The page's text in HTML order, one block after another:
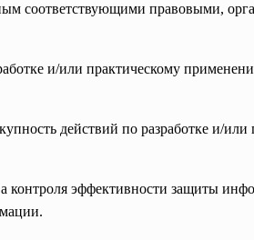
соответствующими правовыми,
и/или практическому
действий по разработке и/
эффективности защиты